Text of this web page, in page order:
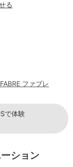
FABRE ファブレ
る
で体験
ション